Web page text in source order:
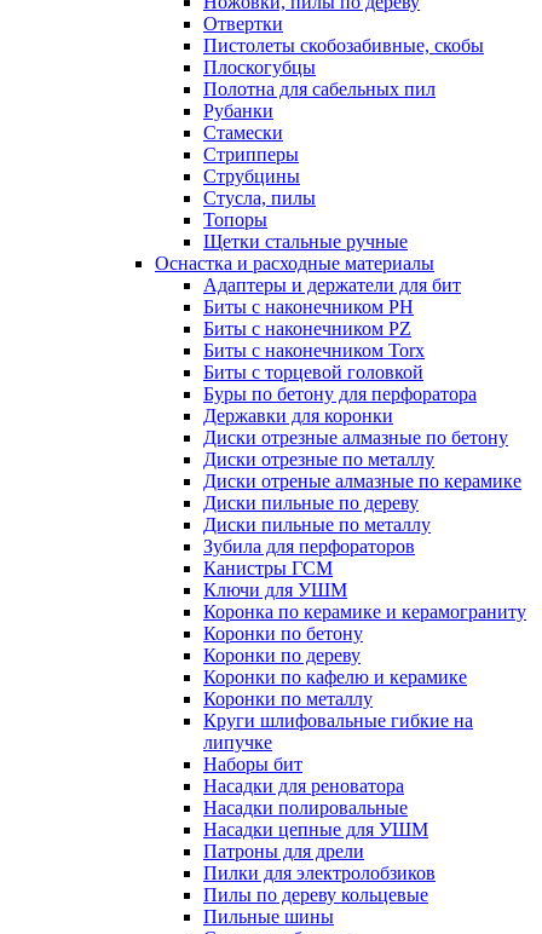
Отвертки
Пистолеты скобозабивные, скобы
Плоскогубцы
Полотна для сабельных пил
Рубанки
Стамески
Стрипперы
Струбцины
Стусла, пилы
Топоры
Щетки стальные ручные
Оснастка и расходные материалы
Адаптеры и держатели для бит
Биты с наконечником PH
Биты с наконечником PZ
Биты с наконечником Torx
Биты с торцевой головкой
Буры по бетону для перфоратора
Державки для коронки
Диски отрезные алмазные по бетону
Диски отрезные по металлу
Диски отреные алмазные по керамике
Диски пильные по дереву
Диски пильные по металлу
Зубила для перфораторов
Канистры ГСМ
Ключи для УШМ
Коронка по керамике и керамограниту
Коронки по бетону
Коронки по дереву
Коронки по кафелю и керамике
Коронки по металлу
Круги шлифовальные гибкие на
липучке
Наборы бит
Насадки для реноватора
Насадки полировальные
Насадки цепные для УШМ
Патроны для дрели
Пилки для электролобзиков
Пилы по дереву кольцевые
Пильные шины